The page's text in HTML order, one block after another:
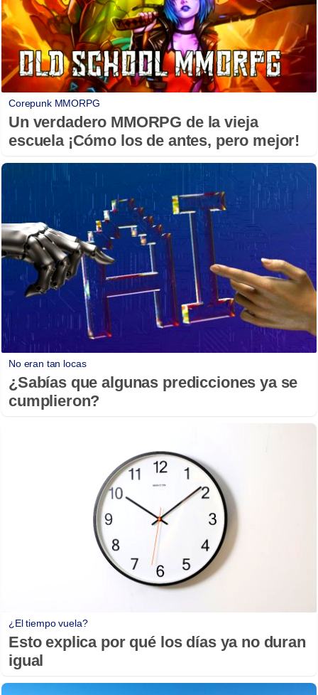
Corepunk MMORPG
Un verdadero MMORPG de la vieja
escuela ¡Cómo los de antes, pero mejor!
No eran tan locas
¿Sabías que algunas predicciones ya se
cumplieron?
¿El tiempo vuela?
Esto explica por qué los días ya no duran
igual